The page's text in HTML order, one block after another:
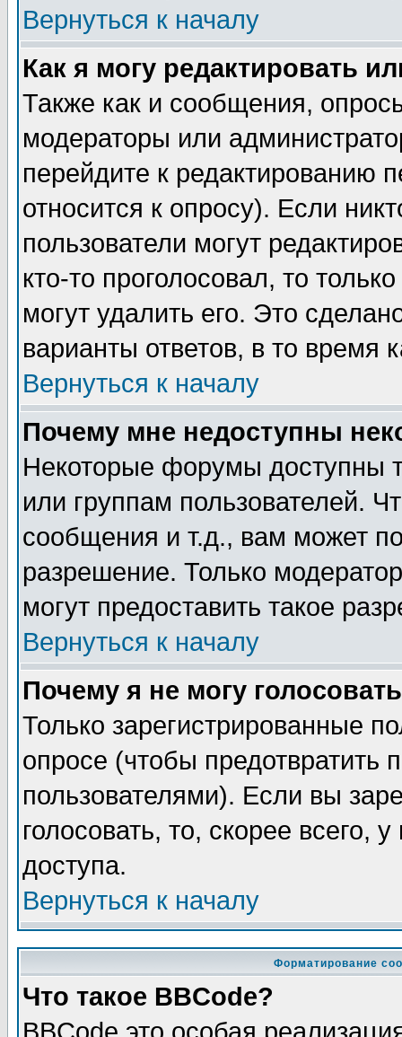
Вернуться к началу
Как я могу редактировать
Также как и сообщения,
модераторы или
перейдите к редактированию
относится к опросу). Если
пользователи могут
кто-то проголосовал, то
могут удалить его. Это
варианты ответов, в то время
Вернуться к началу
Почему мне недоступны
Некоторые форумы доступны
или группам пользователей.
сообщения и т.д., вам может
разрешение. Только
могут предоставить такое
Вернуться к началу
Почему я не могу
Только зарегистрированные
опросе (чтобы предотвратить
пользователями). Если вы
голосовать, то, скорее всего,
доступа.
Вернуться к началу
Форматирование
Что такое BBCode?